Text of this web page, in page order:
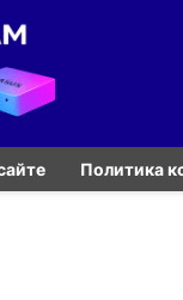
Политика